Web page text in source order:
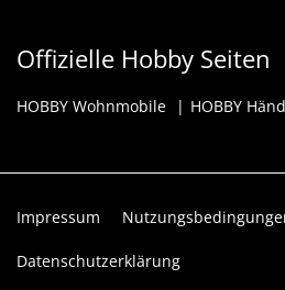
Offizielle Hobby Seiten
HOBBY Wohnmobile HOBBY
Impressum
Datenschutzerklärung